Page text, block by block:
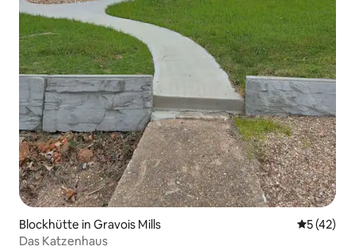
Blockhütte in Gravois Mills
5 (42)
Das Katzenhaus